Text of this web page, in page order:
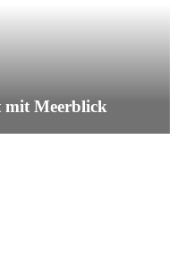
mit Meerblick